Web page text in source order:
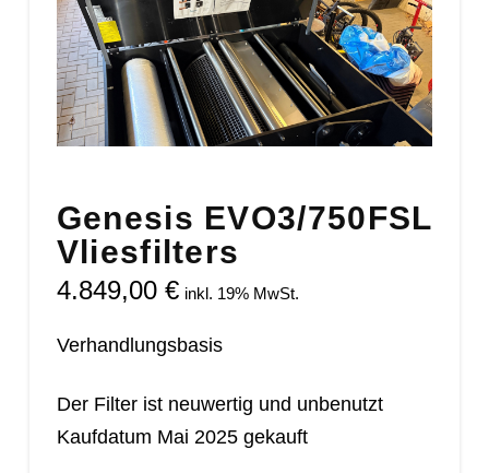
Genesis EVO3/750FSL
Vliesfilters
4.849,00 € inkl. 19% MwSt.
Verhandlungsbasis
Der Filter ist neuwertig und unbenutzt
Kaufdatum Mai 2025 gekauft